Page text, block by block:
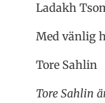
Ladakh
Med vänlig
Tore Sahlin
Tore Sahlin